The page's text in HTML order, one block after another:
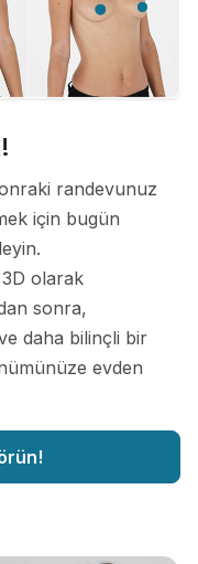
randevunuz
için bugün
olarak
sonra,
daha bilinçli bir
evden